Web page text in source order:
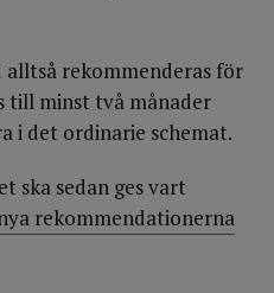
alltså rekommenderas för
till minst två månader
i det ordinarie schemat.
ska sedan ges vart
rekommendationerna